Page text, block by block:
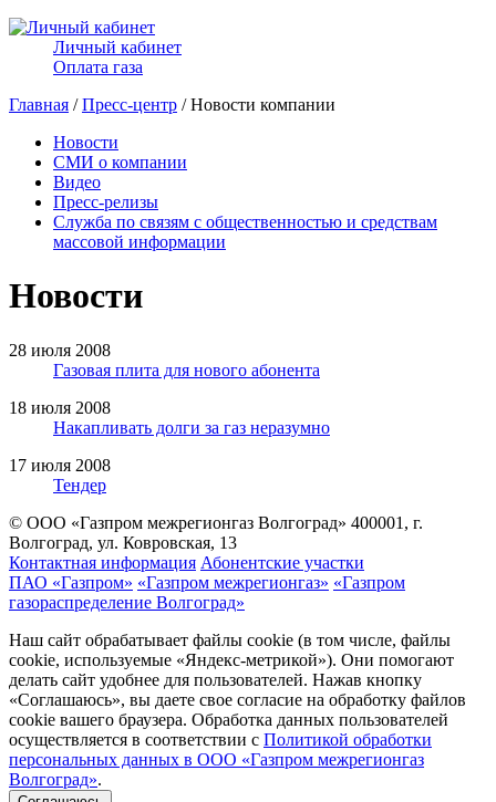
Личный кабинет
Оплата газа
Главная /Пресс-центр / Новости компании
Новости
СМИ о компании
Видео
Пресс-релизы
Служба по связям с общественностью и средствам
массовой информации
Новости
28 июля 2008
Газовая плита для нового абонента
18 июля 2008
Накапливать долги за газ неразумно
17 июля 2008
Тендер
© ООО «Газпром межрегионгаз Волгоград» 400001, г.
Волгоград, ул. Ковровская, 13
Контактная информация Абонентские участки
ПАО «Газпром» «Газпром межрегионгаз» «Газпром
газораспределение Волгоград»
Наш сайт обрабатывает файлы cookie (в том числе, файлы
cookie, используемые «Яндекс-метрикой»). Они помогают
делать сайт удобнее для пользователей. Нажав кнопку
«Соглашаюсь», вы даете свое согласие на обработку файлов
cookie вашего браузера. Обработка данных пользователей
осуществляется в соответствии с Политикой обработки
персональных данных в ООО «Газпром межрегионгаз
Волгоград».